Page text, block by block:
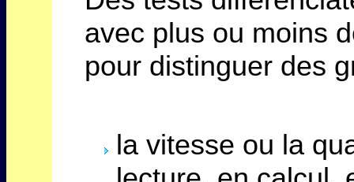
avec plus ou moins
pour distinguer des
la vitesse ou la